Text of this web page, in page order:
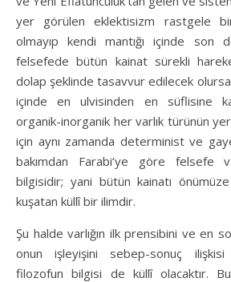
yer görülen eklektisizm rastgele
olmayıp kendi mantığı içinde son
felsefede bütün kainat sürekli
dolap şeklinde tasavvur edilecek olursa
içinde en ulvisinden en süflisine
organik-inorganik her varlık türünün
için aynı zamanda determinist ve
bakımdan Farabi’ye göre felsefe
bilgisidir; yani bütün kainatı
kuşatan küllî bir ilimdir.
Şu halde varlığın ilk prensibini ve en
onun işleyişini sebep-sonuç
filozofun bilgisi de küllî olacaktır.